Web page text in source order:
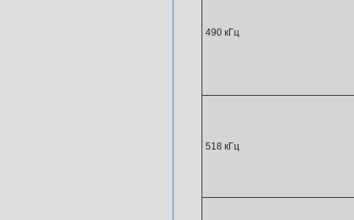
490 кГц
518 кГц